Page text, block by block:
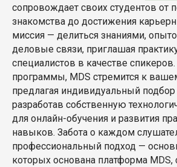
сопровождает своих студентов от
знакомства до достижения
миссия — делиться знаниями,
деловые связи, приглашая
специалистов в качестве
программы, MDS стремится к
предлагая индивидуальный
разработав собственную
для онлайн-обучения и развития
навыков. Забота о каждом
профессиональный подход —
которых основана платформа MDS,